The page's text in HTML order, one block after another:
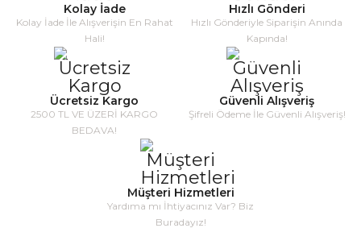
Kolay İade
Kolay İade İle Alışverişin En Rahat
Hali!
Hızlı Gönderi
Hızlı Gönderiyle Siparişin Anında
Kapında!
Ücretsiz Kargo
2500 TL VE ÜZERİ KARGO
BEDAVA!
Güvenli Alışveriş
Şifreli Ödeme İle Güvenli Alışveriş!
Müşteri Hizmetleri
Yardıma mı İhtiyacınız Var? Biz
Buradayız!